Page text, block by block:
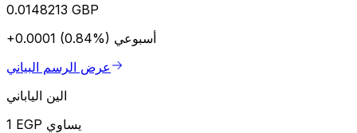
0.0148213 GBP
+0.0001 (0.84%) أسبوعي
عرض الرسم البياني
الين الياباني
1 EGP يساوي